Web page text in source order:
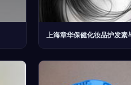
上海章华保健化妆品护发